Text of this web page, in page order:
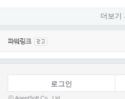
더보기
로그인